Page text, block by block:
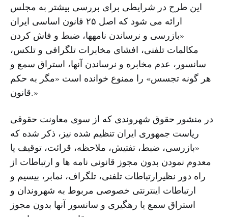
این طرح در شرایطی برای بررسی بیشتر به مجلس
ارائه می شود که اصل ۲۵ قانون اساسی ایران
«بازرسی و نرساندن نامه‏ها، ضبط و فاش کردن
مکالمات تلفنی، افشای مخابرات تلگرافی و تلکس،
سانسور، عدم مخابره و نرساندن آنها، استراق سمع و
هر گونه تجسس» را ممنوع خوانده است «مگر به حکم
قانون.»
در منشور حقوق شهروندی که از سوی معاونت حقوقی
ریاست جمهوری ایران تنظیم شده نیز، ذکر شده که
«بازرسی، ضبط، تفتیش، ملاحظه، قرائت، توقیف یا
معدوم نمودن بدون مجوز قانونی نامه ها و ارتباطات از
راه دور نظیرارتباطات تلفنی، تلگراف، نمابر، بیسیم و
ارتباطات اینترنتی خصوصی مربوط به شهروندان و
استراق سمع یا رهگیری و سانسور آنها بدون مجوز